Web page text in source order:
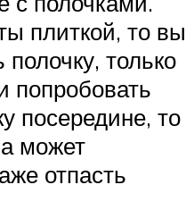
плиткой, то вы
только
попробовать
посередине, то
может
отпасть